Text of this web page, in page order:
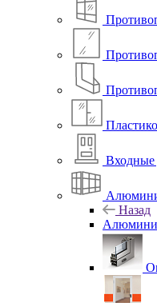
Входные
Назад